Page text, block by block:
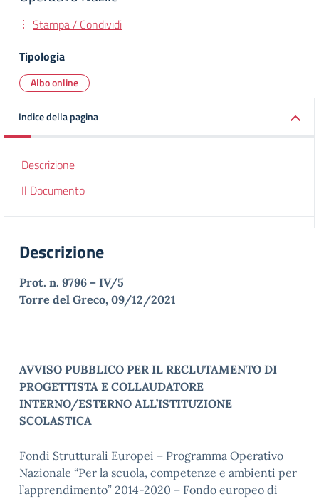
Stampa / Condividi
Tipologia
Albo online
Indice della pagina
Descrizione
Il Documento
Descrizione
Prot. n. 9796 – IV/5
Torre del Greco, 09/12/2021
AVVISO PUBBLICO PER IL RECLUTAMENTO DI
PROGETTISTA E COLLAUDATORE
INTERNO/ESTERNO ALL’ISTITUZIONE
SCOLASTICA
Fondi Strutturali Europei – Programma Operativo
Nazionale “Per la scuola, competenze e ambienti per
l’apprendimento” 2014-2020 – Fondo europeo di